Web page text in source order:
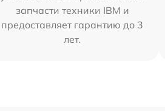
запчасти техники IBM и
предоставляет гарантию до 3
лет.